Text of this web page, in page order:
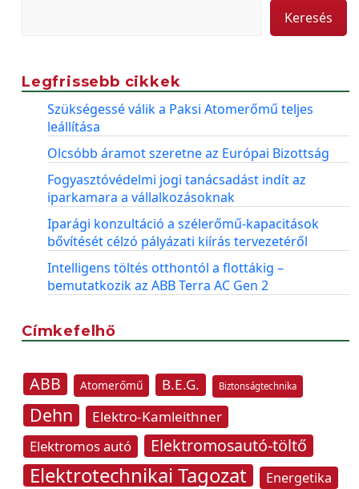
Keresés
Legfrissebb cikkek
Szükségessé válik a Paksi Atomerőmű teljes
leállítása
Olcsóbb áramot szeretne az Európai Bizottság
Fogyasztóvédelmi jogi tanácsadást indít az
iparkamara a vállalkozásoknak
Iparági konzultáció a szélerőmű-kapacitások
bővítését célzó pályázati kiírás tervezetéről
Intelligens töltés otthontól a flottákig –
bemutatkozik az ABB Terra AC Gen 2
Címkefelhő
ABB Atomerőmű B.E.G. Biztonságtechnika
Dehn
Elektro-Kamleithner
Elektromos autó
Elektromosautó-töltő
Elektrotechnikai Tagozat Energetika